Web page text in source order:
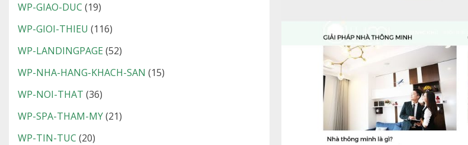
WP-GIAO-DUC (19)
WP-GIOI-THIEU (116)
WP-LANDINGPAGE (52)
WP-NHA-HANG-KHACH-SAN (15)
WP-NOI-THAT (36)
WP-SPA-THAM-MY(21)
WP-TIN-TUC (20)